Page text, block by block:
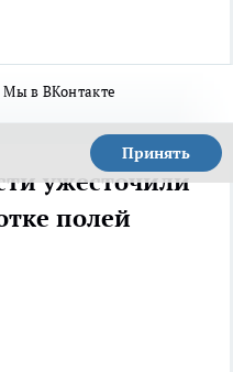
Мы в ВКонтакте
Принять
ужесточили
полей